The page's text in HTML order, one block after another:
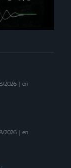
2026| en
2026| en